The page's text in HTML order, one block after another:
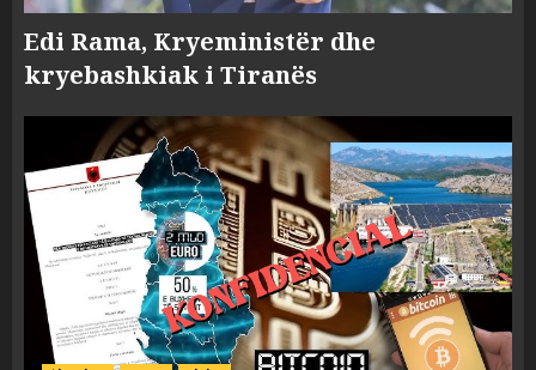
Edi Rama, Kryeministër dhe
kryebashkiak i Tiranës